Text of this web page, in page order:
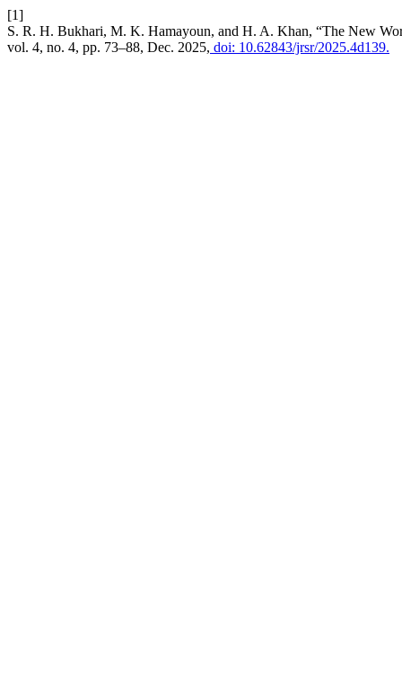
[1]
S. R. H. Bukhari, M. K. Hamayoun, and H. A. Khan, “The New
vol. 4, no. 4, pp. 73–88, Dec. 2025, doi: 10.62843/jrsr/2025.4d139.